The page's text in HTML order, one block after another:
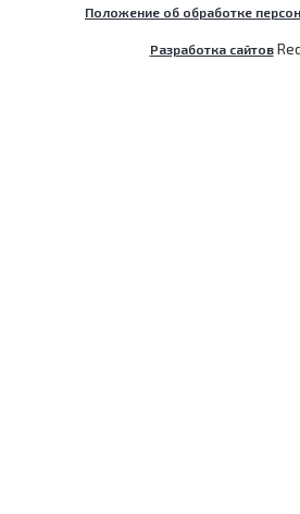
Положение об обработке
Разработка сайтов